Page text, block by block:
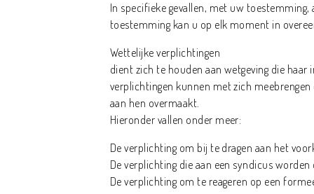
In specifieke gevallen, met uw
toestemming kan u op elk moment in
Wettelijke verplichtingen
dient zich te houden aan wetgeving die
verplichtingen kunnen met zich
aan hen overmaakt.
Hieronder vallen onder meer:
De verplichting om bij te dragen aan het
De verplichting die aan een syndicus
De verplichting om te reageren op een